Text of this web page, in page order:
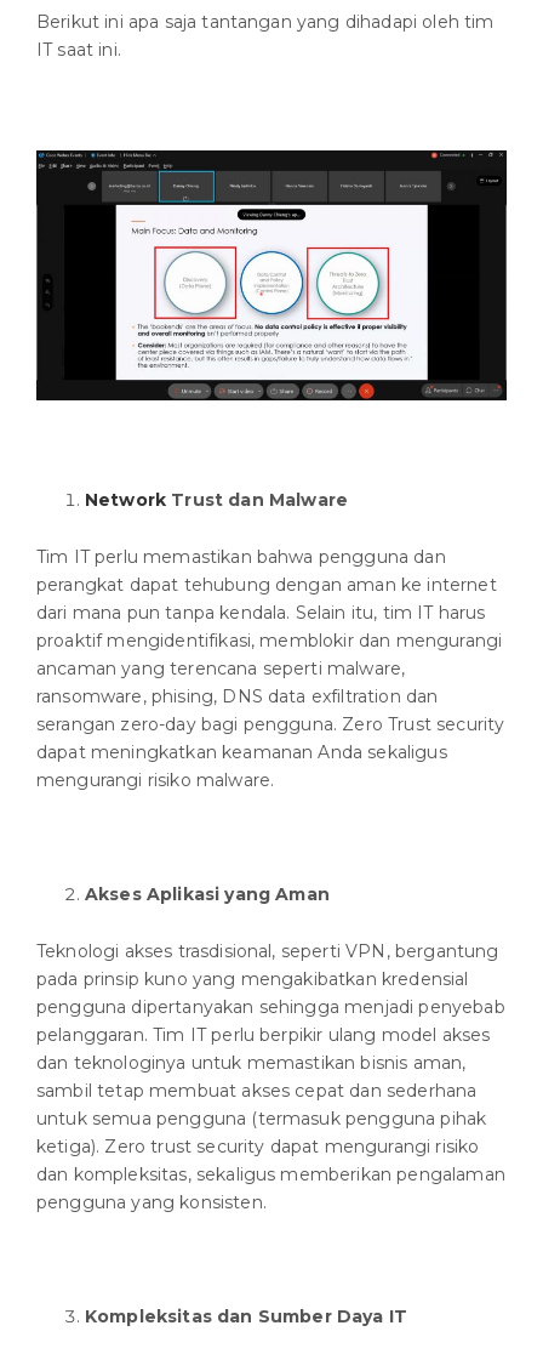
Berikut ini apa saja tantangan yang dihadapi oleh tim
IT saat ini.
Network Trust dan Malware
Tim IT perlu memastikan bahwa pengguna dan
perangkat dapat tehubung dengan aman ke internet
dari mana pun tanpa kendala. Selain itu, tim IT harus
proaktif mengidentifikasi, memblokir dan mengurangi
ancaman yang terencana seperti malware,
ransomware, phising, DNS data exfiltration dan
serangan zero-day bagi pengguna. Zero Trust security
dapat meningkatkan keamanan Anda sekaligus
mengurangi risiko malware.
Akses Aplikasi yang Aman
Teknologi akses trasdisional, seperti VPN, bergantung
pada prinsip kuno yang mengakibatkan kredensial
pengguna dipertanyakan sehingga menjadi penyebab
pelanggaran. Tim IT perlu berpikir ulang model akses
dan teknologinya untuk memastikan bisnis aman,
sambil tetap membuat akses cepat dan sederhana
untuk semua pengguna (termasuk pengguna pihak
ketiga). Zero trust security dapat mengurangi risiko
dan kompleksitas, sekaligus memberikan pengalaman
pengguna yang konsisten.
Kompleksitas dan Sumber Daya IT